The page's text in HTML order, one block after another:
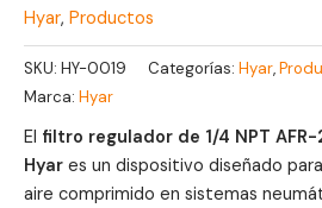
Hyar, Productos
SKU: HY-0019 Categorías: Hyar,
Marca: Hyar
El filtro regulador de 1/4 NPT
Hyar es un dispositivo diseñado
aire comprimido en sistemas